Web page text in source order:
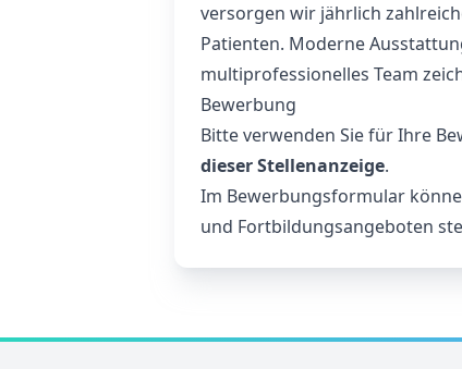
versorgen wir jährlich
Patienten. Moderne
multiprofessionelles Team
Bewerbung
Bitte verwenden Sie für Ihre
dieser Stellenanzeige.
Im Bewerbungsformular
und Fortbildungsangeboten